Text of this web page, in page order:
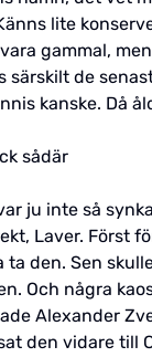
lite
gammal,
särskilt de
kanske. Då
sådär
ju inte så
Laver. Först
ta den. Sen
Och några
Alexander
den vidare till